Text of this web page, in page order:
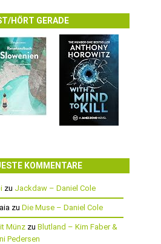
HÖRT GERADE
KOMMENTARE
zu Jackdaw – Daniel Cole
zu Die Muse – Daniel Cole
Münz zu Blutland – Kim Faber &
Pedersen